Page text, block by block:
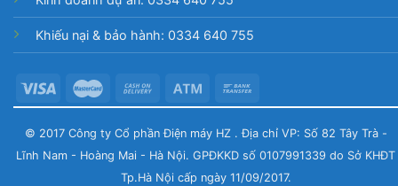
Khiếu nại & bảo hành: 0334 640 755
© 2017 Công ty Cổ phần Điện máy HZ . Địa chỉ VP: Số 82 Tây Trà -
Lĩnh Nam - Hoàng Mai - Hà Nội. GPĐKKD số 0107991339 do Sở KHĐT
Tp.Hà Nội cấp ngày 11/09/2017.